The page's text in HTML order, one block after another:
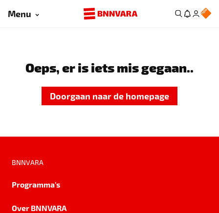
Menu
Oeps, er is iets mis gegaan..
Doorgaan naar de homepage
BNNVARA
Programma's
Over BNNVARA